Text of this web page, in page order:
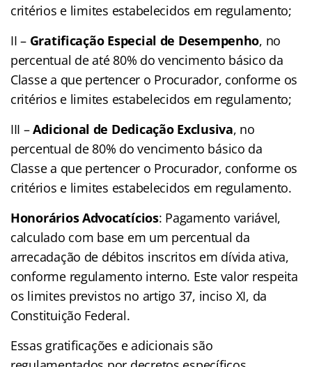
critérios e limites estabelecidos em regulamento;
II – Gratificação Especial de Desempenho, no
percentual de até 80% do vencimento básico da
Classe a que pertencer o Procurador, conforme os
critérios e limites estabelecidos em regulamento;
III –Adicional de Dedicação Exclusiva, no
percentual de 80% do vencimento básico da
Classe a que pertencer o Procurador, conforme os
critérios e limites estabelecidos em regulamento.
Honorários Advocatícios: Pagamento variável,
calculado com base em um percentual da
arrecadação de débitos inscritos em dívida ativa,
conforme regulamento interno. Este valor respeita
os limites previstos no artigo 37, inciso XI, da
Constituição Federal.
Essas gratificações e adicionais são